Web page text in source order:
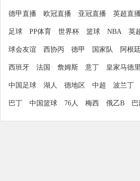
德甲直播 欧冠直播 亚冠直播 英超直播
足球 PP体育 世界杯 篮球 NBA 英
球会友谊 西协丙 德甲 国家队 阿根廷
西班牙 法国 詹姆斯 意丁 皇家马德里
中国足球 湖人 德地区 中超 波兰丁
巴丁 中国篮球 76人 梅西 俄乙B 巴